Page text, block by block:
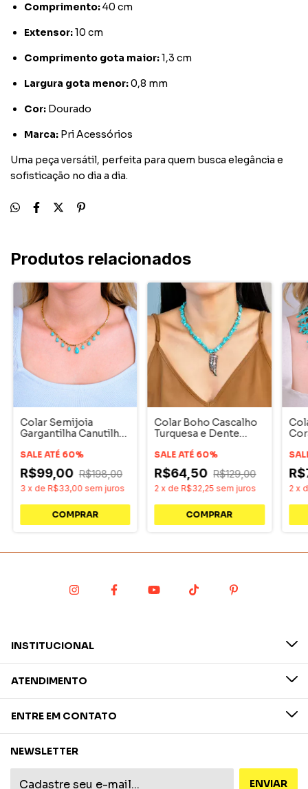
Comprimento:40 cm
Extensor:10 cm
Comprimento gota maior:1,3 cm
Largura gota menor:0,8 mm
Cor: Dourado
Marca: Pri Acessórios
Uma peça versátil, perfeita para quem busca elegância e
sofisticação no dia a dia.
Produtos relacionados
Colar Semijoia
Gargantilha Canutilho
SALE ATÉ 60%
R$99,00 R$198,00
3 x de R$33,00 sem juros
Colar Boho Cascalho
Turquesa e Dente
SALE ATÉ 60%
R$64,50 R$129,00
2 x de R$32,25 sem juros 2 x
INSTITUCIONAL
ATENDIMENTO
ENTRE EM CONTATO
NEWSLETTER